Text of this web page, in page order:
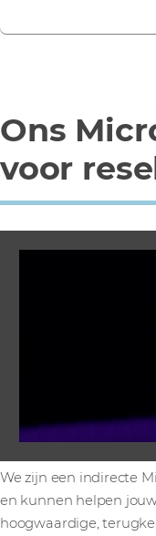
Ons
voor
We zijn een indirecte
en kunnen helpen
hoogwaardige,